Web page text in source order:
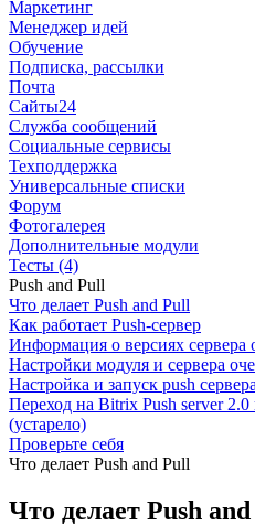
Маркетинг
Менеджер идей
Обучение
Подписка, рассылки
Почта
Сайты24
Служба сообщений
Социальные сервисы
Техподдержка
Универсальные списки
Форум
Фотогалерея
Дополнительные модули
Тесты (4)
Push and Pull
Что делает Push and Pull
Как работает Push-сервер
Информация о версиях сервера
Настройки модуля и сервера
Настройка и запуск push
Переход на Bitrix Push server
(устарело)
Проверьте себя
Что делает Push and Pull
Что делает Push